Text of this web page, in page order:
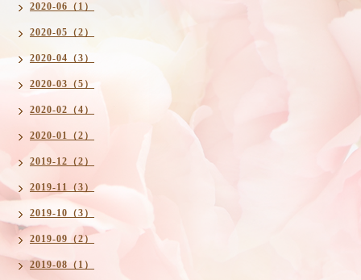
2020-06（1）
2020-05（2）
2020-04（3）
2020-03（5）
2020-02（4）
2020-01（2）
2019-12（2）
2019-11（3）
2019-10（3）
2019-09（2）
2019-08（1）